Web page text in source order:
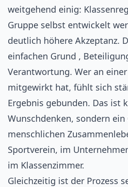
weitgehend einig:
Gruppe selbst entwickelt
deutlich höhere Akzeptanz.
einfachen Grund ,
Verantwortung. Wer an
mitgewirkt hat, fühlt sich
Ergebnis gebunden. Das ist
Wunschdenken, sondern
menschlichen
Sportverein, im
im Klassenzimmer.
Gleichzeitig ist der Prozess